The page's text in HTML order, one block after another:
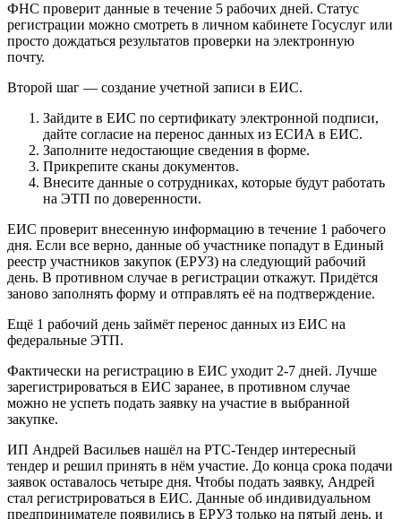
ФНС проверит данные в течение 5 рабочих дней. Статус
регистрации можно смотреть в личном кабинете Госуслуг или
просто дождаться результатов проверки на электронную
почту.
Второй шаг — создание учетной записи в ЕИС.
Зайдите в ЕИС по сертификату электронной подписи,
дайте согласие на перенос данных из ЕСИА в ЕИС.
Заполните недостающие сведения в форме.
Прикрепите сканы документов.
Внесите данные о сотрудниках, которые будут работать
на ЭТП по доверенности.
ЕИС проверит внесенную информацию в течение 1 рабочего
дня. Если все верно, данные об участнике попадут в Единый
реестр участников закупок (ЕРУЗ) на следующий рабочий
день. В противном случае в регистрации откажут. Придётся
заново заполнять форму и отправлять её на подтверждение.
Ещё 1 рабочий день займёт перенос данных из ЕИС на
федеральные ЭТП.
Фактически на регистрацию в ЕИС уходит 2-7 дней. Лучше
зарегистрироваться в ЕИС заранее, в противном случае
можно не успеть подать заявку на участие в выбранной
закупке.
ИП Андрей Васильев нашёл на РТС-Тендер интересный
тендер и решил принять в нём участие. До конца срока подачи
заявок оставалось четыре дня. Чтобы подать заявку, Андрей
стал регистрироваться в ЕИС. Данные об индивидуальном
предпринимателе появились в ЕРУЗ только на пятый день, и